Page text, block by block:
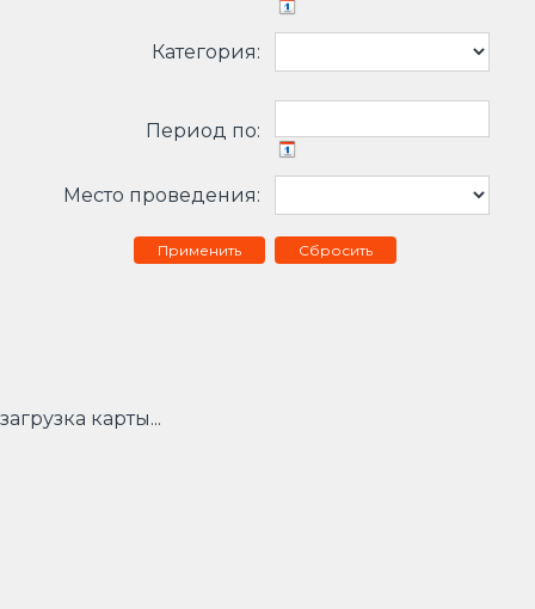
Категория:
Период по:
Место проведения:
Сбросить
загрузка карты...